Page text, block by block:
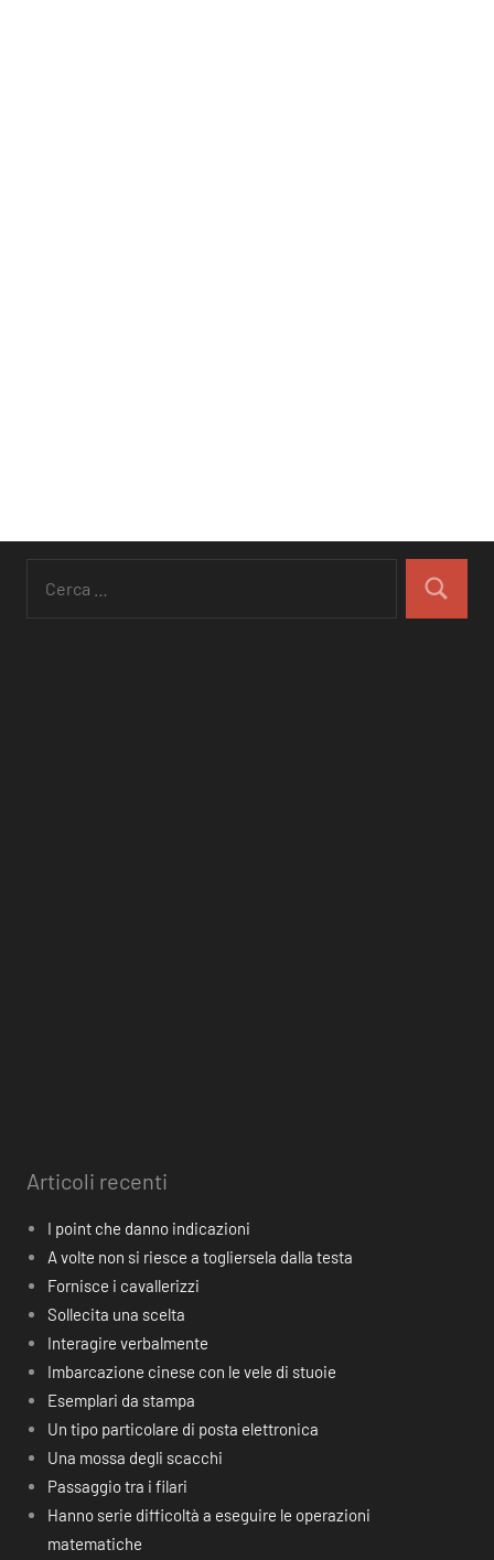
Articoli recenti
I point che danno indicazioni
A volte non si riesce a togliersela dalla testa
Fornisce i cavallerizzi
Sollecita una scelta
Interagire verbalmente
Imbarcazione cinese con le vele di stuoie
Esemplari da stampa
Un tipo particolare di posta elettronica
Una mossa degli scacchi
Passaggio tra i filari
Hanno serie difficoltà a eseguire le operazioni
matematiche